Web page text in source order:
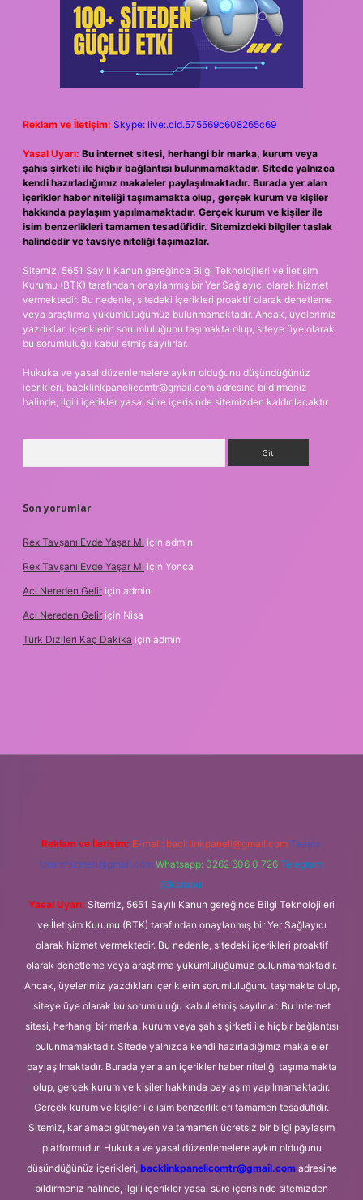
Reklam ve İletişim: Skype: live:.cid.575569c608265c69
Yasal Uyarı: Bu internet sitesi, herhangi bir marka, kurum veya
şahıs şirketi ile hiçbir bağlantısı bulunmamaktadır. Sitede yalnızca
kendi hazırladığımız makaleler paylaşılmaktadır. Burada yer alan
içerikler haber niteliği taşımamakta olup, gerçek kurum ve kişiler
hakkında paylaşım yapılmamaktadır. Gerçek kurum ve kişiler ile
isim benzerlikleri tamamen tesadüfidir. Sitemizdeki bilgiler taslak
halindedir ve tavsiye niteliği taşımazlar.
Sitemiz, 5651 Sayılı Kanun gereğince Bilgi Teknolojileri ve İletişim
Kurumu (BTK) tarafından onaylanmış bir Yer Sağlayıcı olarak hizmet
vermektedir. Bu nedenle, sitedeki içerikleri proaktif olarak denetleme
veya araştırma yükümlülüğümüz bulunmamaktadır. Ancak, üyelerimiz
yazdıkları içeriklerin sorumluluğunu taşımakta olup, siteye üye olarak
bu sorumluluğu kabul etmiş sayılırlar.
Hukuka ve yasal düzenlemelere aykırı olduğunu düşündüğünüz
içerikleri, backlinkpanelicomtr@gmail.com adresine bildirmeniz
halinde, ilgili içerikler yasal süre içerisinde sitemizden kaldırılacaktır.
Son yorumlar
Rex Tavşanı Evde Yaşar Mı için admin
Rex Tavşanı Evde Yaşar Mı için Yonca
Acı Nereden Gelir için admin
Acı Nereden Gelir için Nisa
Türk Dizileri Kaç Dakika için admin
Reklam ve İletişim: E-mail: backlinkpaneli@gmail.com Teams:
forumhizmeti@gmail.com Whatsapp: 0262 606 0 726 Telegram:
@karabul
Yasal Uyarı: Sitemiz, 5651 Sayılı Kanun gereğince Bilgi Teknolojileri
ve İletişim Kurumu (BTK) tarafından onaylanmış bir Yer Sağlayıcı
olarak hizmet vermektedir. Bu nedenle, sitedeki içerikleri proaktif
olarak denetleme veya araştırma yükümlülüğümüz bulunmamaktadır.
Ancak, üyelerimiz yazdıkları içeriklerin sorumluluğunu taşımakta olup,
siteye üye olarak bu sorumluluğu kabul etmiş sayılırlar. Bu internet
sitesi, herhangi bir marka, kurum veya şahıs şirketi ile hiçbir bağlantısı
bulunmamaktadır. Sitede yalnızca kendi hazırladığımız makaleler
paylaşılmaktadır. Burada yer alan içerikler haber niteliği taşımamakta
olup, gerçek kurum ve kişiler hakkında paylaşım yapılmamaktadır.
Gerçek kurum ve kişiler ile isim benzerlikleri tamamen tesadüfidir.
Sitemiz, kar amacı gütmeyen ve tamamen ücretsiz bir bilgi paylaşım
platformudur. Hukuka ve yasal düzenlemelere aykırı olduğunu
düşündüğünüz içerikleri, backlinkpanelicomtr@gmail.comadresine
bildirmeniz halinde, ilgili içerikler yasal süre içerisinde sitemizden